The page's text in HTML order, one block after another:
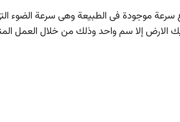
إلا سم واحد وذلك من خلال العمل